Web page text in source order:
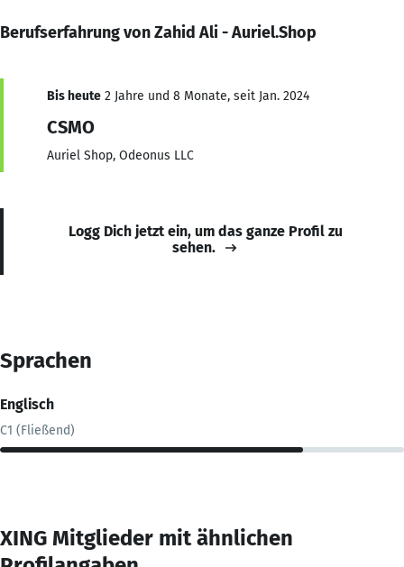
Berufserfahrung von Zahid Ali - Auriel.Shop
Bis heute 2 Jahre und 8 Monate, seit Jan. 2024
CSMO
Auriel Shop, Odeonus LLC
Logg Dich jetzt ein, um das ganze Profil zu
sehen.
Sprachen
Englisch
C1 (Fließend)
XING Mitglieder mit ähnlichen